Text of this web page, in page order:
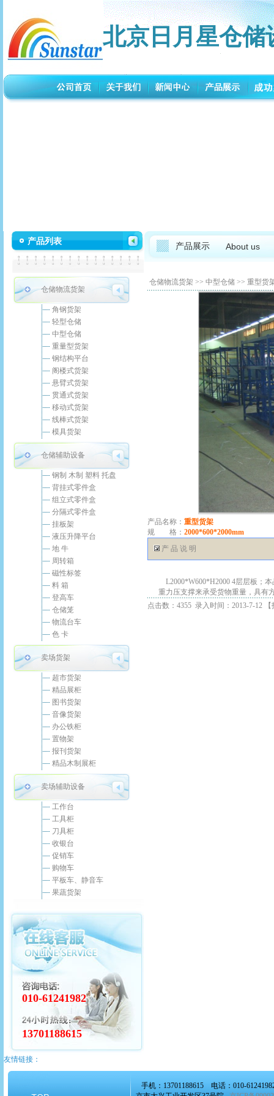
北京日月星仓储
产品列表
仓储物流货架
角钢货架
轻型仓储
中型仓储
重量型货架
钢结构平台
阁楼式货架
悬臂式货架
贯通式货架
移动式货架
线棒式货架
模具货架
仓储辅助设备
钢制 木制 塑料 托盘
背挂式零件盒
组立式零件盒
分隔式零件盒
挂板架
液压升降平台
地 牛
周转箱
磁性标签
料 箱
登高车
仓储笼
物流台车
色 卡
卖场货架
超市货架
精品展柜
图书货架
音像货架
办公铁柜
置物架
报刊货架
精品木制展柜
卖场辅助设备
工作台
工具柜
刀具柜
收银台
促销车
购物车
平板车、静音车
果蔬货架
010-61241982
13701188615
产品展示 About us
仓储物流货架 >> 中型仓储 >> 重型货
产品名称： 重型货架
规 格： 2000*600*2000mm
产 品 说 明
L2000*W600*H2000 4层层板；
重力压支撑来承受货物重量，具有
点击数：4355 录入时间：2013-7-12 【
友情链接：
手机：13701188615 电话：010-